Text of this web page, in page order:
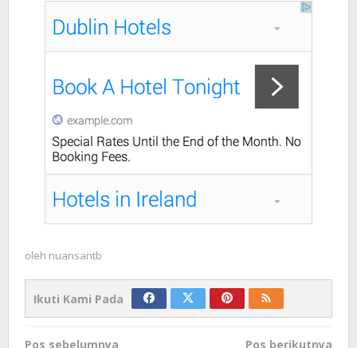
oleh nuansantb
Ikuti Kami Pada
Navigasi
Pos sebelumnya
Pos berikutnya